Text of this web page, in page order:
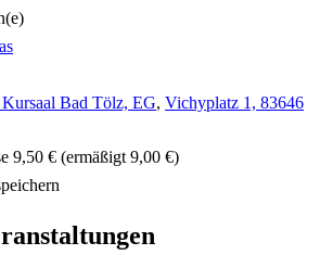
Bad Tölz, EG, Vichyplatz 1, 83646
9,50 € (ermäßigt 9,00 €)